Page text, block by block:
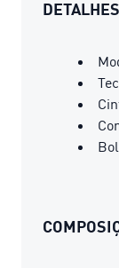
DETALHES